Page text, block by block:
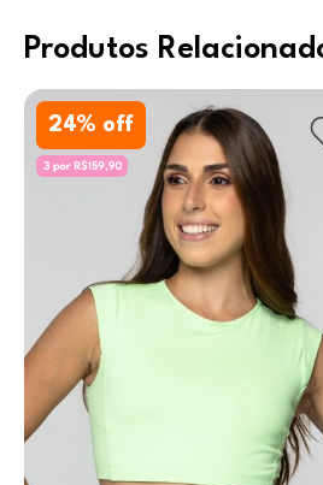
Produtos
24% off